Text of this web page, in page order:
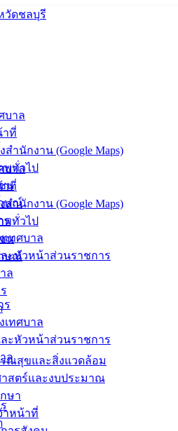
บาล
าที่
ำนักงาน (Google Maps)
ทั่วไป
น
ษณ์
ร
เทศบาล
ะหัวหน้าส่วนราชการ
ล
ณสุขและสิ่งแวดล้อม
สตร์และงบประมาณ
ษา
าหน้าที่
บาล
าที่
ำนักงาน (Google Maps)
ทั่วไป
น
ษณ์
ร
เทศบาล
ะหัวหน้าส่วนราชการ
ล
ำหน่ายทรัพย์หลุดเป็นกรรมสิทธิ์
องอ่างศิลา งวดที่ 10/2566
ประมูลจำหน่ายทรัพย์
องสถานธนานุบาล
า งวดที่ 10/2566
น 28, 2023
vichakarn